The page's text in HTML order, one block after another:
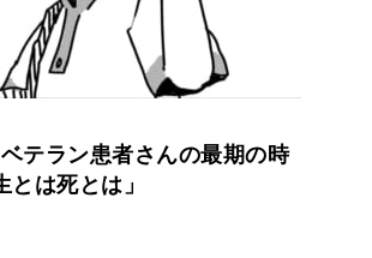
テラン患者さんの最期の時
は死とは」